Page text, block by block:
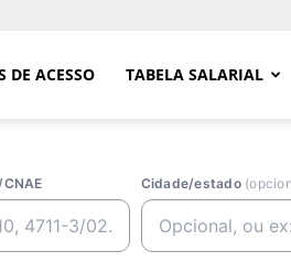
DE ACESSO TABELA SALARIAL
Cidade/estado